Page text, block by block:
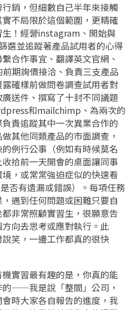
銷，但細數自己半年來接觸
不局限於這個範圍，更精確
！經營instagram、開始與
選並追蹤著產品試用者的心得
合作事宜、翻譯英文官網、
期詢價接洽、負責三支產品
確樣前做問卷調查試用者對
送件、撰寫了十封不同議題
和mailchimp、為兩次的
責追蹤其中一次異業合作的
其他同類產品的市面調查，
例行公事（例如有時候莫名
拾前一天開會的桌面讓同事
，或常常強迫症似的快速看
否有遺漏或錯誤）。每項任務
遇到任何問題或困難只要自
非常照顧實習生，很願意告
向去思考或應對執行。此
笑，一邊工作都真的很快
實習最有趣的是，你真的能
的——我是說「整間」公司，
時大家各自報告的進度，我